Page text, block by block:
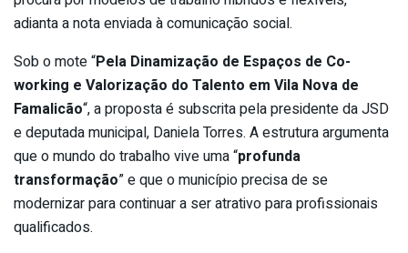
adianta a nota enviada à comunicação social.
Sob o mote “Pela Dinamização de Espaços de Co-
working e Valorização do Talento em Vila Nova de
Famalicão“, a proposta é subscrita pela presidente da JSD
e deputada municipal, Daniela Torres. A estrutura argumenta
que o mundo do trabalho vive uma “profunda
transformação” e que o município precisa de se
modernizar para continuar a ser atrativo para profissionais
qualificados.